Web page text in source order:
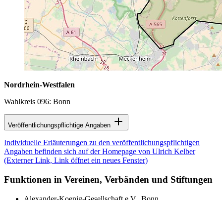
Nordrhein-Westfalen
Wahlkreis 096: Bonn
Veröffentlichungspflichtige Angaben
Individuelle Erläuterungen zu den veröffentlichungspflichtigen
Angaben befinden sich auf der Homepage von Ulrich Kelber
(Externer Link, Link öffnet ein neues Fenster)
Funktionen in Vereinen, Verbänden und Stiftungen